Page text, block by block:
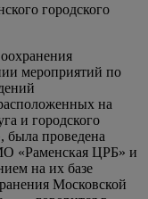
городского
мероприятий по
на
и городского
была проведена
«Раменская ЦРБ» и
на их базе
Московской